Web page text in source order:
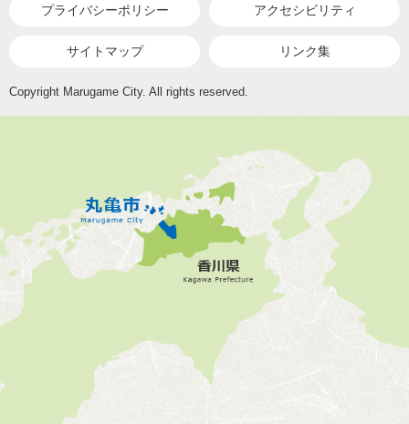
プライバシーポリシー アクセシビリティ
サイトマップ リンク集
Copyright Marugame City. All rights reserved.